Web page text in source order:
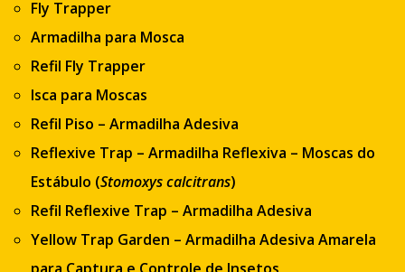
Fly Trapper
Armadilha para Mosca
Refil Fly Trapper
Isca para Moscas
Refil Piso – Armadilha Adesiva
Reflexive Trap –Armadilha Reflexiva – Moscas do
Estábulo (Stomoxys calcitrans)
Refil Reflexive Trap – Armadilha Adesiva
Yellow Trap Garden – Armadilha Adesiva Amarela